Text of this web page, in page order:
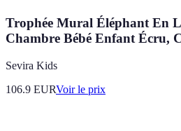
Trophée Mural Éléphant En
Chambre Bébé Enfant Écru,
Sevira Kids
106.9 EURVoir le prix